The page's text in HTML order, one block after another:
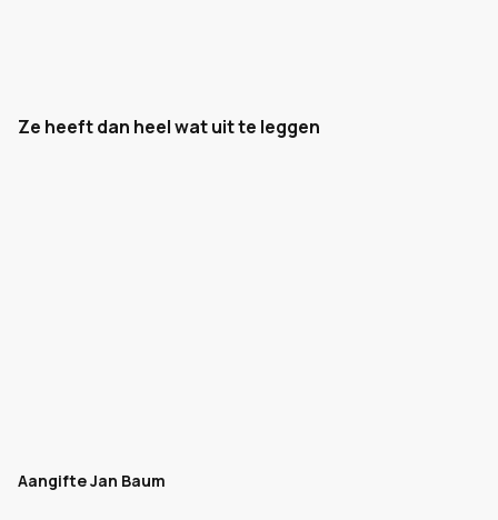
Ze heeft dan heel wat uit te leggen
Aangifte Jan Baum